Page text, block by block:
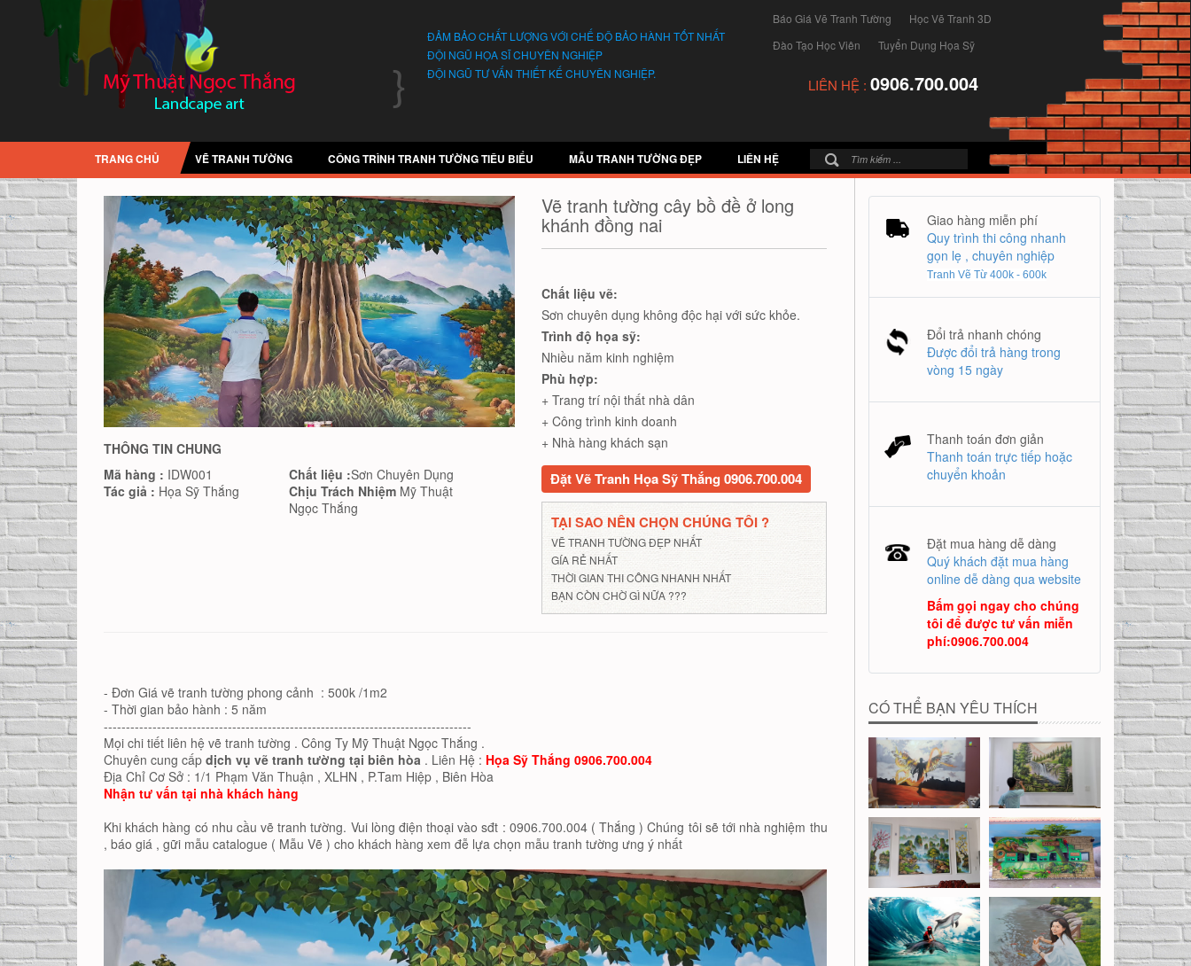
ĐẢM BẢO CHẤT LƯỢNG VỚI CHẾ ĐỘ BẢO HÀNH TỐT NHẤT
ĐỘI NGŨ HỌA SĨ CHUYÊN NGHIỆP
ĐỘI NGŨ TƯ VẤN THIẾT KẾ CHUYÊN NGHIỆP.
Báo Giá Vẽ Tranh Tường
Học Vẽ Tranh 3D
Đào Tạo Học Viên
Tuyển Dụng Họa Sỹ
LIÊN HỆ : 0906.700.004
TRANG CHỦ VẼ TRANH TƯỜNG CÔNG TRÌNH TRANH TƯỜNG TIÊU BIỂU MẪU TRANH TƯỜNG ĐẸP LIÊN HỆ
THÔNG TIN CHUNG
Mã hàng : IDW001 Chất liệu :Sơn Chuyên Dụng
Tác giả : Họa Sỹ Thắng Chịu Trách NhiệmMỹ Thuật
Ngọc Thắng
Vẽ tranh tường cây bồ đề ở long
khánh đồng nai
Chất liệu vẽ:
Sơn chuyên dụng không độc hại với sức khỏe.
Trình độ họa sỹ:
Nhiều năm kinh nghiệm
Phù hợp:
+ Trang trí nội thất nhà dân
+ Công trình kinh doanh
+ Nhà hàng khách sạn
Đặt Vẽ Tranh Họa Sỹ Thắng 0906.700.004
TẠI SAO NÊN CHỌN CHÚNG TÔI ?
VẼ TRANH TƯỜNG ĐẸP NHẤT
GÍA RẺ NHẤT
THỜI GIAN THI CÔNG NHANH NHẤT
BẠN CÒN CHỜ GÌ NỮA ???
- Đơn Giá vẽ tranh tường phong cảnh : 500k /1m2
- Thời gian bảo hành : 5 năm
-----------------------------------------------------------------------------------
Mọi chi tiết liên hệ vẽ tranh tường . Công Ty Mỹ Thuật Ngọc Thắng .
Chuyên cung cấp dịch vụ vẽ tranh tường tại biên hòa . Liên Hệ : Họa Sỹ Thắng 0906.700.004
Địa Chỉ Cơ Sở : 1/1 Phạm Văn Thuận , XLHN , P.Tam Hiệp , Biên Hòa
Nhận tư vấn tại nhà khách hàng
Khi khách hàng có nhu cầu vẽ tranh tường. Vui lòng điện thoại vào sđt : 0906.700.004 ( Thắng ) Chúng tôi sẽ tới nhà nghiệm thu
, báo giá , gữi mẫu catalogue ( Mẫu Vẽ ) cho khách hàng xem đễ lựa chọn mẫu tranh tường ưng ý nhất
Giao hàng miễn phí
Quy trình thi công nhanh
gọn lẹ , chuyên nghiệp
Tranh Vẽ Từ 400k - 600k
Đổi trả nhanh chóng
Được đổi trả hàng trong
vòng 15 ngày
Thanh toán đơn giản
Thanh toán trực tiếp hoặc
chuyển khoản
Đặt mua hàng dễ dàng
Quý khách đặt mua hàng
online dễ dàng qua website
Bấm gọi ngay cho chúng
tôi để được tư vấn miễn
phí:0906.700.004
CÓ THỂ BẠN YÊU THÍCH